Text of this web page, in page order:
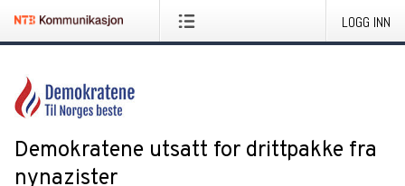
LOGG INN
Demokratene utsatt for drittpakke fra
nynazister